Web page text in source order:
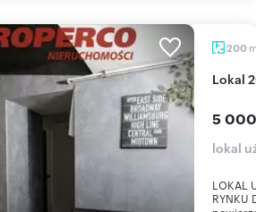
200
Lokal
5
lokal
LOKAL
RYNKU